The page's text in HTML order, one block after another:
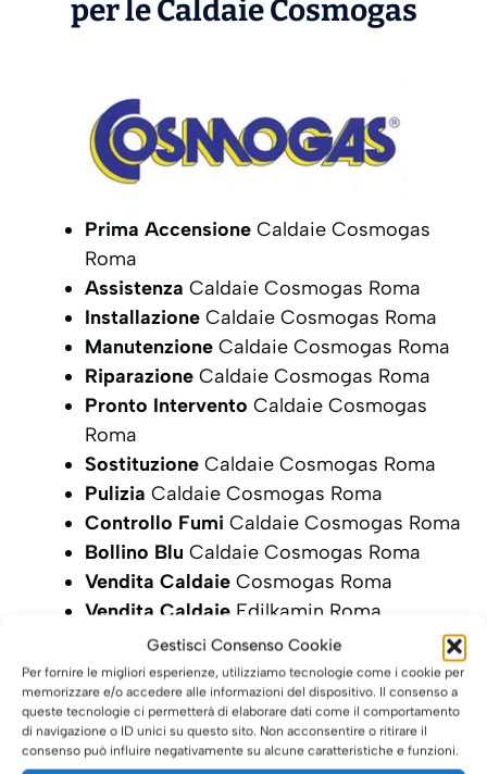
Gestisci Consenso Cookie
Per fornire le migliori esperienze, utilizziamo tecnologie come i cookie per
memorizzare e/o accedere alle informazioni del dispositivo. Il consenso a
queste tecnologie ci permetterà di elaborare dati come il comportamento
di navigazione o ID unici su questo sito. Non acconsentire o ritirare il
consenso può influire negativamente su alcune caratteristiche e funzioni.
per le CaldaieCosmogas
Prima Accensione Caldaie Cosmogas
Roma
Assistenza Caldaie Cosmogas Roma
Installazione Caldaie Cosmogas Roma
Manutenzione Caldaie Cosmogas Roma
Riparazione Caldaie Cosmogas Roma
Pronto Intervento Caldaie Cosmogas
Roma
Sostituzione Caldaie Cosmogas Roma
Pulizia Caldaie Cosmogas Roma
Controllo Fumi Caldaie Cosmogas Roma
Bollino Blu Caldaie Cosmogas Roma
Vendita Caldaie Cosmogas Roma
Vendita Caldaie Edilkamin Roma
SCRIVI ORA LA TUA RICHIESTA DI
INTERVENTO